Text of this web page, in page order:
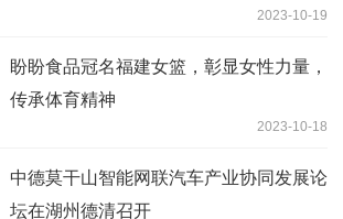
2023-10-19
盼盼食品冠名福建女篮，彰显女性力量，
传承体育精神
2023-10-18
中德莫干山智能网联汽车产业协同发展论
坛在湖州德清召开